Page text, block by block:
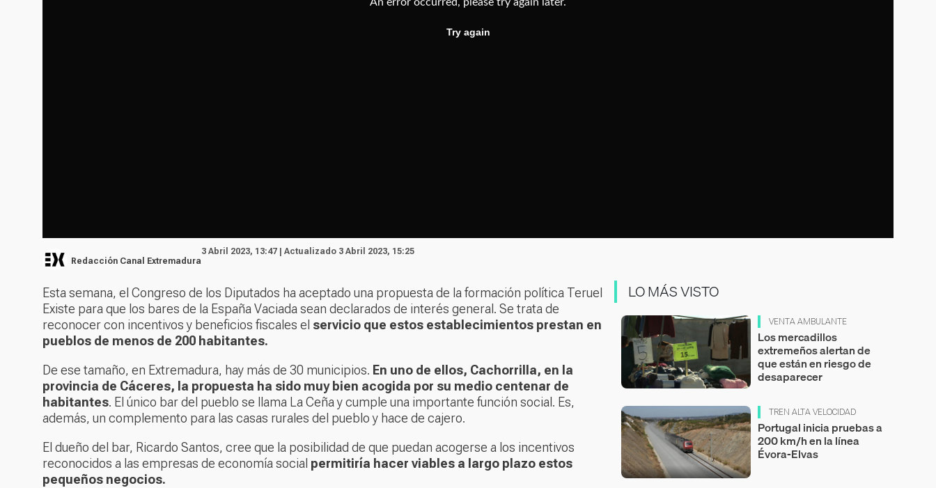
Redacción Canal Extremadura
3 Abril 2023, 13:47 | Actualizado 3 Abril 2023, 15:25
Esta semana, el Congreso de los Diputados ha aceptado una propuesta de la formación política Teruel
Existe para que los bares de la España Vaciada sean declarados de interés general. Se trata de
reconocer con incentivos y beneficios fiscales el servicio que estos establecimientos prestan en
pueblos de menos de 200 habitantes.
De ese tamaño, en Extremadura, hay más de 30 municipios. En uno de ellos, Cachorrilla, en la
provincia de Cáceres, la propuesta ha sido muy bien acogida por su medio centenar de
habitantes. El único bar del pueblo se llama La Ceña y cumple una importante función social. Es,
además, un complemento para las casas rurales del pueblo y hace de cajero.
El dueño del bar, Ricardo Santos, cree que la posibilidad de que puedan acogerse a los incentivos
reconocidos a las empresas de economía social permitiría hacer viables a largo plazo estos
pequeños negocios.
LO MÁS VISTO
VENTA AMBULANTE
Los mercadillos
extremeños alertan de
que están en riesgo de
desaparecer
TREN ALTA VELOCIDAD
Portugal inicia pruebas a
200 km/h en la línea
Évora-Elvas